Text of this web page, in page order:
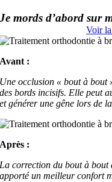
Je mords d’abord sur
Voir
Avant :
Une occlusion « bout à bout
des bords incisifs. Elle peut
et générer une gêne lors de
Après :
La correction du bout à bout
apporté un meilleur confort